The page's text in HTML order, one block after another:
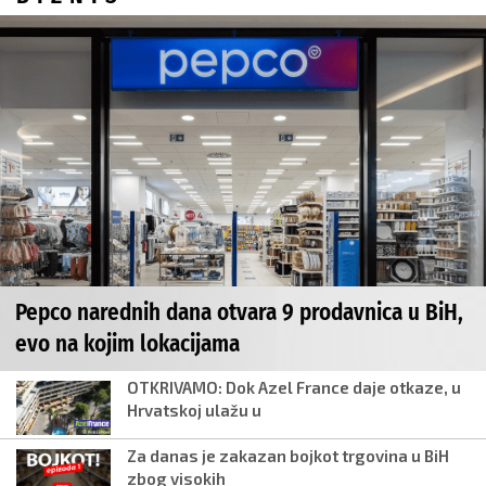
Pepco narednih dana otvara 9 prodavnica u BiH,
evo na kojim lokacijama
OTKRIVAMO: Dok Azel France daje otkaze, u
Hrvatskoj ulažu u
Za danas je zakazan bojkot trgovina u BiH
zbog visokih